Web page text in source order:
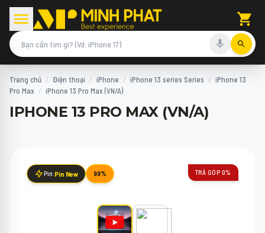
Trang chủ / Điện thoại / iPhone / iPhone 13 series Series / iPhone 13
Pro Max / iPhone 13 Pro Max (VN/A)
IPHONE 13 PRO MAX (VN/A)
Pin:Pin New 99% TRẢ GÓP 0%